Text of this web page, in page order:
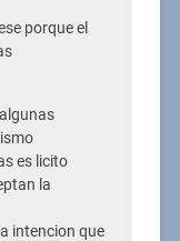
porque el
es licito
la
intencion que